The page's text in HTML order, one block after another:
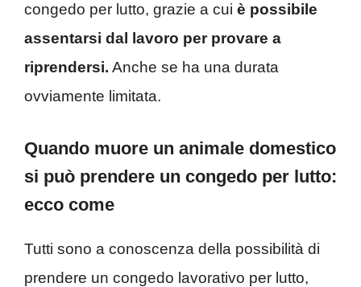
congedo per lutto, grazie a cui è possibile
assentarsi dal lavoro per provare a
riprendersi. Anche se ha una durata
ovviamente limitata.
Quando muore un animale domestico
si può prendere un congedo per lutto:
ecco come
Tutti sono a conoscenza della possibilità di
prendere un congedo lavorativo per lutto,